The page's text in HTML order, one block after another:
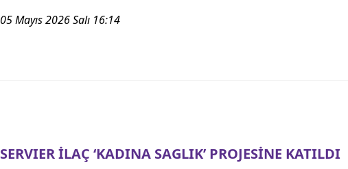
05 Mayıs 2026 Salı 16:14
SERVIER İLAÇ ‘KADINA SAGLIK’ PROJESİNE KATILDI